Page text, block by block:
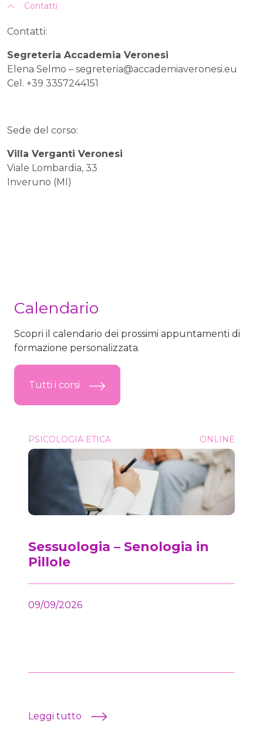
Contatti
Contatti:
Segreteria Accademia Veronesi
Elena Selmo – segreteria@accademiaveronesi.eu
Cel. +39 3357244151
Sede del corso:
Villa Verganti Veronesi
Viale Lombardia, 33
Inveruno (MI)
Calendario
Scopri il calendario dei prossimi appuntamenti di
formazione personalizzata.
Tutti i corsi
Sessuologia &#8211; Senologia in Pillole
PSICOLOGIA ETICA ONLINE
Sessuologia – Senologia in
Pillole
09/09/2026
Leggi tutto